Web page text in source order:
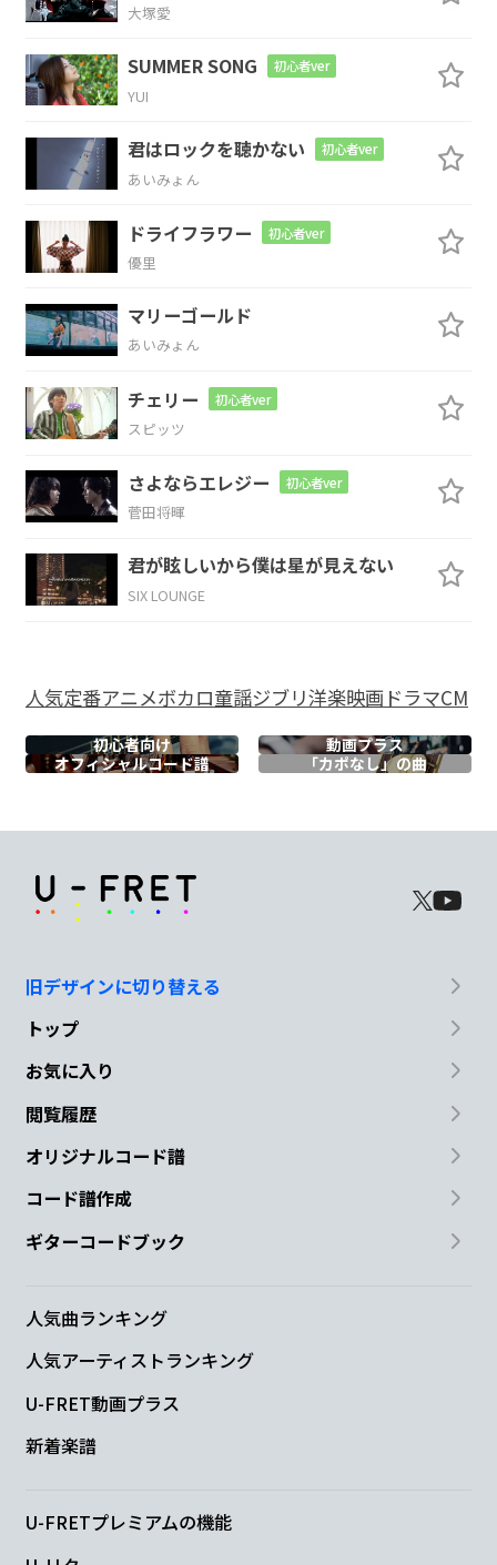
Dm7 G
F
暗い暗い暗い部屋を作って 目を塞げ
気づかない チクチクチクチク
ない
F Em7
Dm7 G
Am
知らなけれりゃいい
Gm7
ことだと
Am
醜さも不
Gm7
甲斐なさも照
飲み干したら
Ah 夜を越え
G G#dim
Gm7
傷の海
F
も悩む森
Em7
G
毒を飲んで
大塚愛
SUMMER SONG 初心者ver
YUI
君はロックを聴かない 初心者ver
あいみょん
ドライフラワー 初心者ver
優里
マリーゴールド
あいみょん
チェリー 初心者ver
スピッツ
さよならエレジー 初心者ver
菅田将暉
君が眩しいから僕は星が見えない
SIX LOUNGE
人気定番アニメボカロ童謡ジブリ洋楽映画ドラマCM
初心者向け
動画プラス
オフィシャルコード譜 「カポなし」の曲
旧デザインに切り替える
トップ
お気に入り
閲覧履歴
オリジナルコード譜
コード譜作成
ギターコードブック
人気曲ランキング
人気アーティストランキング
U-FRET動画プラス
新着楽譜
U-FRETプレミアムの機能